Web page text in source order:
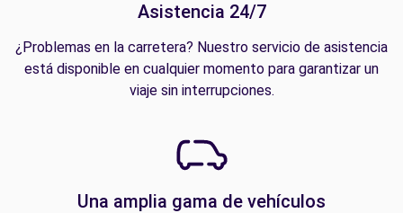
Asistencia 24/7
¿Problemas en la carretera? Nuestro servicio de asistencia
está disponible en cualquier momento para garantizar un
viaje sin interrupciones.
Una amplia gama de vehículos